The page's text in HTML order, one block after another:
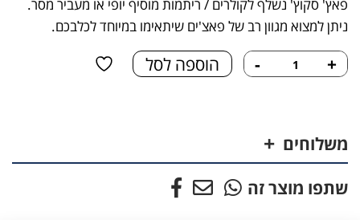
פאץ' סקוץ' נשלף לקולרים / ריתמות מוסיף יופי או מעביר מסר.
ניתן למצוא מגוון רב של פאצ'ים שיתאימו במיוחד לכלבכם.
+
כמות
של
SERVICE
DOG
- הוספה לסל
משלוחים
שתפו מוצר זה